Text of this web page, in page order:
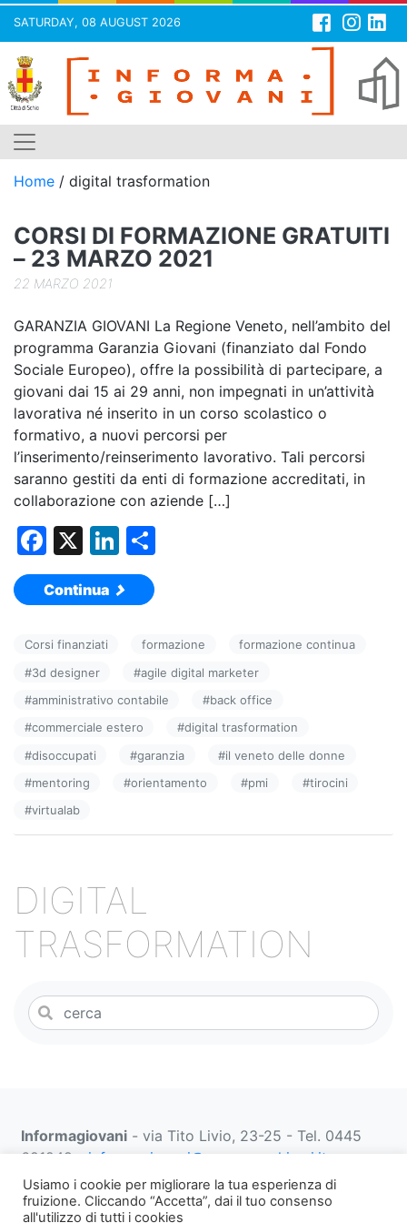
SATURDAY, 08 AUGUST 2026
Skip
content
Home / digital trasformation
CORSI DI FORMAZIONE GRATUITI
– 23 MARZO 2021
22 MARZO 2021
GARANZIA GIOVANI La Regione Veneto, nell’ambito del
programma Garanzia Giovani (finanziato dal Fondo
Sociale Europeo), offre la possibilità di partecipare, a
giovani dai 15 ai 29 anni, non impegnati in un’attività
lavorativa né inserito in un corso scolastico o
formativo, a nuovi percorsi per
l’inserimento/reinserimento lavorativo. Tali percorsi
saranno gestiti da enti di formazione accreditati, in
collaborazione con aziende […]
F
a
c
b
o
o
k
X
Li
n
k
dI
n
vi
di
Continua
Corsi finanziati formazione
formazione continua
#3d designer #agile digital marketer
#amministrativo contabile #back office
#commerciale estero #digital trasformation
#disoccupati #garanzia #il veneto delle donne
#mentoring #orientamento #pmi #tirocini
#virtualab
DIGITAL
TRASFORMATION
Informagiovani - via Tito Livio, 23-25 - Tel. 0445
691249 - informagiovani@comune.schio.vi.it
prenotazionifaberbox@comune.schio.vi.it0445 691
452 dal lunedì al venerdì dalle 13:00 alle 18:00
Usiamo i cookie per migliorare la tua esperienza di
fruizione. Cliccando “Accetta”, dai il tuo consenso
all'utilizzo di tutti i cookies